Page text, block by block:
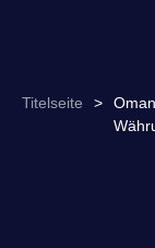
Titelseite >